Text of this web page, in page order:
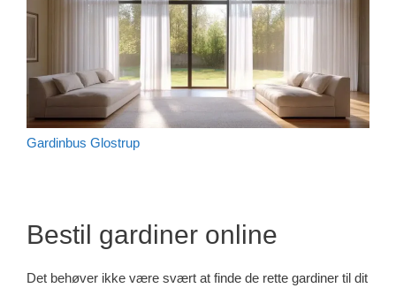
Gardinbus Glostrup
Bestil gardiner online
Det behøver ikke være svært at finde de rette gardiner til dit